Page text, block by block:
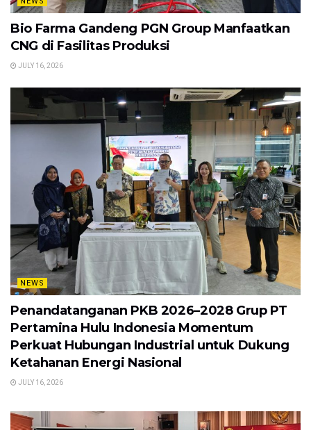
Bio Farma Gandeng PGN Group Manfaatkan
CNG di Fasilitas Produksi
JULY 16, 2026
NEWS
Penandatanganan PKB 2026–2028 Grup PT
Pertamina Hulu Indonesia Momentum
Perkuat Hubungan Industrial untuk Dukung
Ketahanan Energi Nasional
JULY 16, 2026